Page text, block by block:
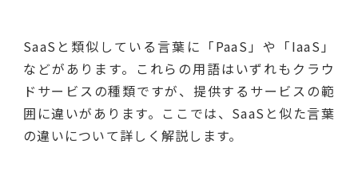
SaaSと類似している言葉に「PaaS」や「IaaS」
などがあります。これらの用語はいずれもクラウ
ドサービスの種類ですが、提供するサービスの範
囲に違いがあります。ここでは、SaaSと似た言葉
の違いについて詳しく解説します。